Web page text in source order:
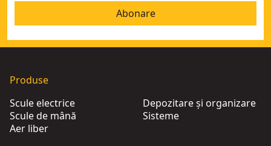
Abonare
Produse
Scule electrice
Scule de mână
Aer liber
Depozitare și organizare
Sisteme